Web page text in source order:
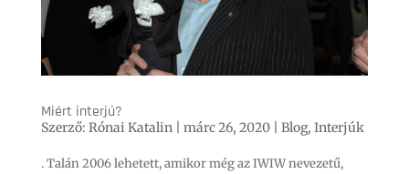
Miért interjú?
Szerző: Rónai Katalin| márc 26, 2020| Blog, Interjúk
. Talán 2006 lehetett, amikor még az IWIW nevezetű,